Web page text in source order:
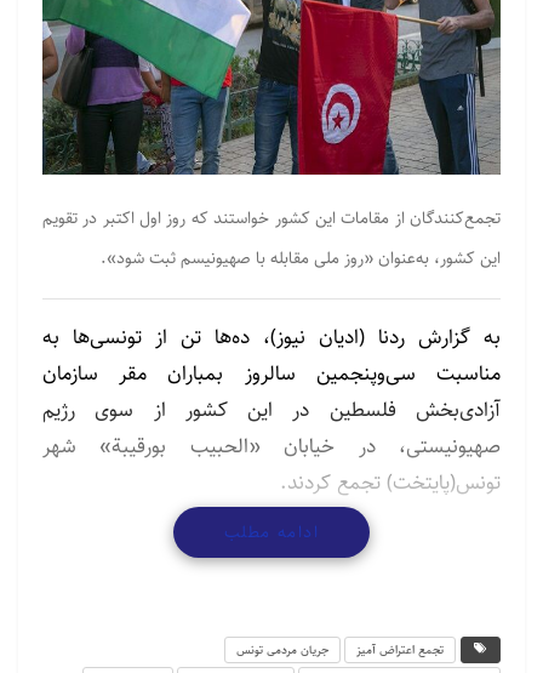
تجمع‌کنندگان از مقامات این کشور خواستند که روز اول اکتبر در تقویم
این کشور، به‌عنوان «روز ملی مقابله با صهیونیسم ثبت شود».
به گزارش ردنا (ادیان نیوز)، ده‌ها تن از تونسی‌ها به
مناسبت سی‌وپنجمین سالروز بمباران مقر سازمان
آزادی‌بخش فلسطین در این کشور از سوی رژیم
صهیونیستی، در خیابان «الحبیب بورقیبة» شهر
تونس(پایتخت) تجمع کردند.
فعالان تونسی در این تجمع از مقامات این کشور خواستند
که روز اول اکتبر در تقویم این کشور، به‌عنوان «روز ملی
ادامه مطلب
تجمع اعتراض آمیز
جریان مردمی تونس